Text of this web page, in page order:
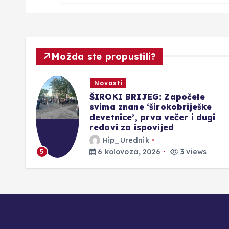
Možda ste propustili?
5
Novosti
ŠIROKI BRIJEG: Započele
svima znane ‘širokobriješke
devetnice’, prva večer i dugi
redovi za ispovijed
Hip_Urednik
6 kolovoza, 2026
3 views